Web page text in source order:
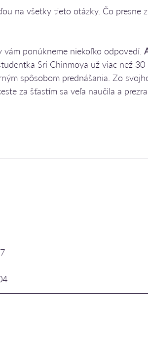
na všetky tieto otázky. Čo presne
ponúkneme niekoľko odpovedí.
Sri Chinmoya už viac než 30
spôsobom prednášania. Zo
za šťastím sa veľa naučila a